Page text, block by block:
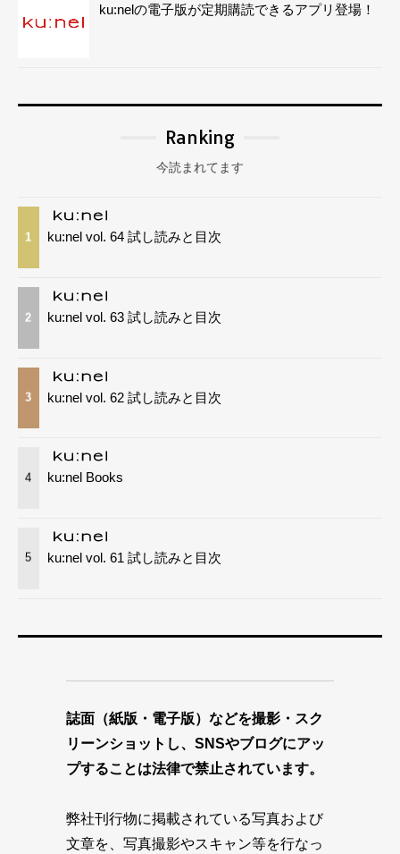
ku:nelの電子版が定期購読できるアプリ登場！
Ranking
今読まれてます
1 ku:nel vol. 64 試し読みと目次
2 ku:nel vol. 63 試し読みと目次
3 ku:nel vol. 62 試し読みと目次
4 ku:nel Books
5 ku:nel vol. 61 試し読みと目次
誌面（紙版・電子版）などを撮影・スク
リーンショットし、SNSやブログにアッ
プすることは法律で禁止されています。
弊社刊行物に掲載されている写真および
文章を、写真撮影やスキャン等を行なっ